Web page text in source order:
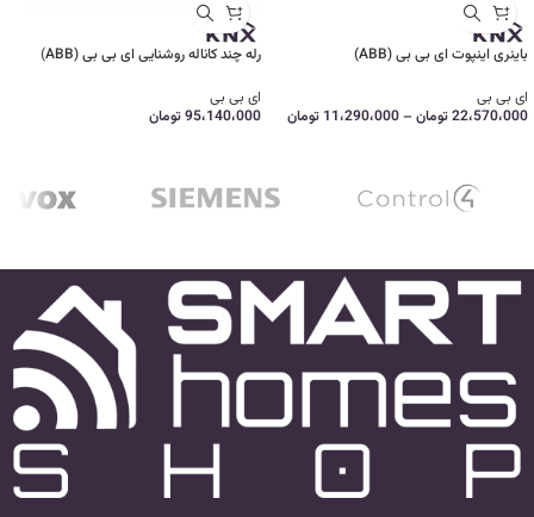
باینری اینپوت ای بی بی (ABB)
ای بی بی
22،570،000تومان –11،290،000 تومان
رله چند کاناله روشنایی ای بی بی (ABB)
ای بی بی
95،140،000تومان